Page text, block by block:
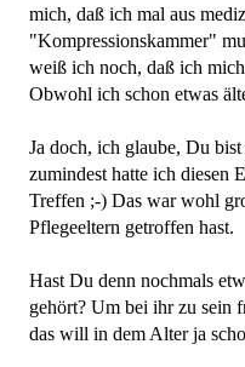
mich, daß ich mal aus
"Kompressionskammer"
weiß ich noch, daß ich
Obwohl ich schon etwas
Ja doch, ich glaube, Du
zumindest hatte ich diesen
Treffen ;-) Das war wohl
Pflegeeltern getroffen hast.
Hast Du denn nochmals
gehört? Um bei ihr zu sein
das will in dem Alter ja